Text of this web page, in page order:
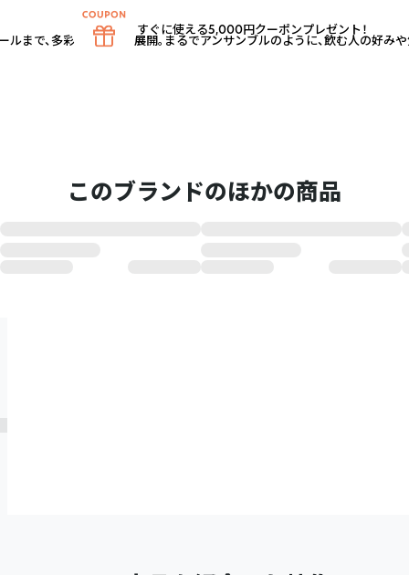
まで、多彩な味わいを展開。まるでアンサンブルのように、飲む人の好み
このブランドのほかの商品
すぐに使える5,000円クーポンプレゼント！